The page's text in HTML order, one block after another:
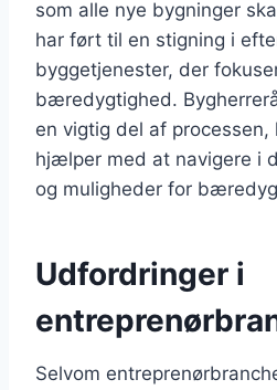
som alle nye bygninger
har ført til en stigning i
byggetjenester, der
bæredygtighed.
en vigtig del af processen,
hjælper med at navigere i
og muligheder for
Udfordringer i
Selvom